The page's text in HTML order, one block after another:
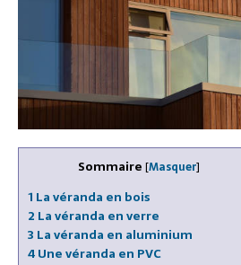
Sommaire [Masquer]
1 La véranda en bois
2 La véranda en verre
3 La véranda en aluminium
4Une véranda en PVC